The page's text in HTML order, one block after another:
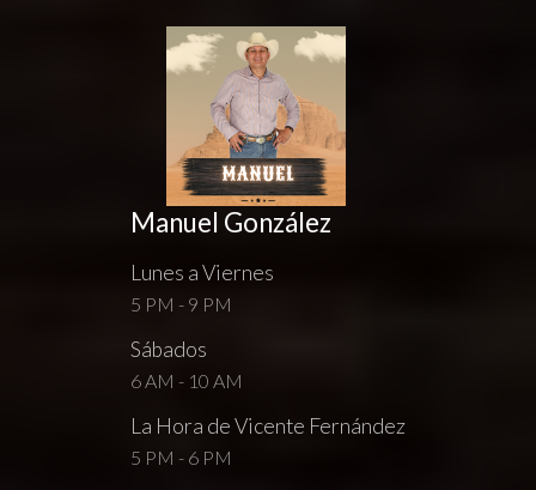
Manuel González
Lunes a Viernes
5 PM - 9 PM
Sábados
6 AM - 10 AM
La Hora de Vicente Fernández
5 PM - 6 PM